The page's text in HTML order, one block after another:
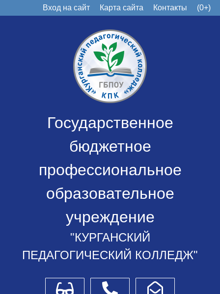
Вход на сайт Карта сайта Контакты (0+)
Государственное
бюджетное
профессиональное
образовательное
учреждение
"КУРГАНСКИЙ
ПЕДАГОГИЧЕСКИЙ КОЛЛЕДЖ"
Для слабовидящихТелефоныНаписать обращение